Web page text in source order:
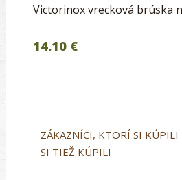
Victorinox vrecková brúska
14.10 €
ZÁKAZNÍCI, KTORÍ SI
SI TIEŽ KÚPILI